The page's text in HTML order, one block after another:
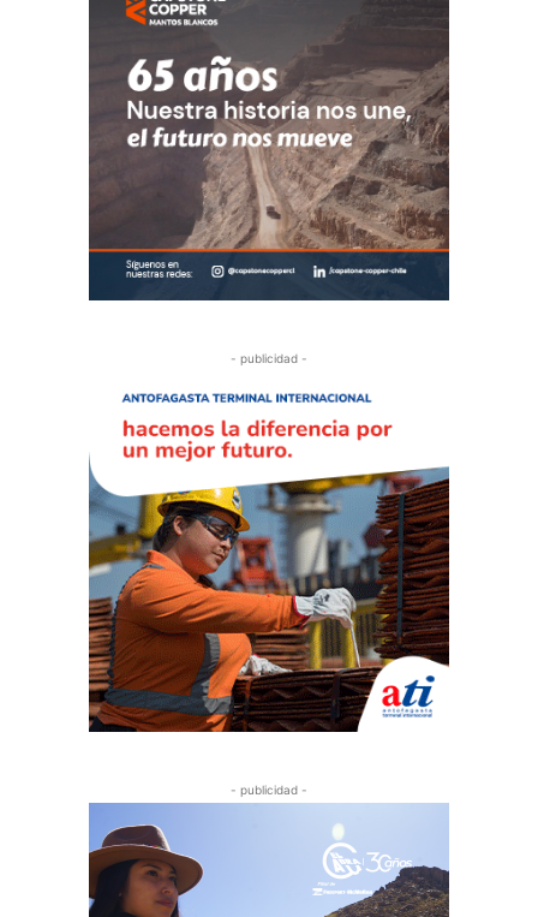
- publicidad -
- publicidad -